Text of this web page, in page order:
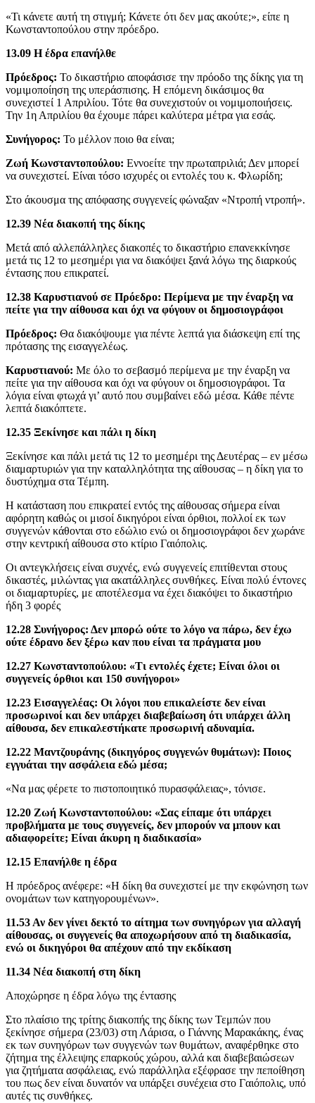
«Τι κάνετε αυτή τη στιγμή; Κάνετε ότι δεν μας ακούτε;», είπε η
Κωνσταντοπούλου στην πρόεδρο.
13.09 Η έδρα επανήλθε
Πρόεδρος: Το δικαστήριο αποφάσισε την πρόοδο της δίκης για τη
νομιμοποίηση της υπεράσπισης. Η επόμενη δικάσιμος θα
συνεχιστεί 1 Απριλίου. Τότε θα συνεχιστούν οι νομιμοποιήσεις.
Την 1η Απριλίου θα έχουμε πάρει καλύτερα μέτρα για εσάς.
Συνήγορος: Το μέλλον ποιο θα είναι;
Ζωή Κωνσταντοπούλου: Εννοείτε την πρωταπριλιά; Δεν μπορεί
να συνεχιστεί. Είναι τόσο ισχυρές οι εντολές του κ. Φλωρίδη;
Στο άκουσμα της απόφασης συγγενείς φώναξαν «Ντροπή ντροπή».
12.39 Νέα διακοπή της δίκης
Μετά από αλλεπάλληλες διακοπές το δικαστήριο επανεκκίνησε
μετά τις 12 το μεσημέρι για να διακόψει ξανά λόγω της διαρκούς
έντασης που επικρατεί.
12.38 Καρυστιανού σε Πρόεδρο: Περίμενα με την έναρξη να
πείτε για την αίθουσα και όχι να φύγουν οι δημοσιογράφοι
Πρόεδρος: Θα διακόψουμε για πέντε λεπτά για διάσκεψη επί της
πρότασης της εισαγγελέως.
Καρυστιανού: Με όλο το σεβασμό περίμενα με την έναρξη να
πείτε για την αίθουσα και όχι να φύγουν οι δημοσιογράφοι. Τα
λόγια είναι φτωχά γι’ αυτό που συμβαίνει εδώ μέσα. Κάθε πέντε
λεπτά διακόπτετε.
12.35 Ξεκίνησε και πάλι η δίκη
Ξεκίνησε και πάλι μετά τις 12 το μεσημέρι της Δευτέρας – εν μέσω
διαμαρτυριών για την καταλληλότητα της αίθουσας – η δίκη για το
δυστύχημα στα Τέμπη.
Η κατάσταση που επικρατεί εντός της αίθουσας σήμερα είναι
αφόρητη καθώς οι μισοί δικηγόροι είναι όρθιοι, πολλοί εκ των
συγγενών κάθονται στο εδώλιο ενώ οι δημοσιογράφοι δεν χωράνε
στην κεντρική αίθουσα στο κτίριο Γαιόπολις.
Οι αντεγκλήσεις είναι συχνές, ενώ συγγενείς επιτίθενται στους
δικαστές, μιλώντας για ακατάλληλες συνθήκες. Είναι πολύ έντονες
οι διαμαρτυρίες, με αποτέλεσμα να έχει διακόψει το δικαστήριο
ήδη 3 φορές
12.28 Συνήγορος: Δεν μπορώ ούτε το λόγο να πάρω, δεν έχω
ούτε έδρανο δεν ξέρω καν που είναι τα πράγματα μου
12.27 Κωνσταντοπούλου: «Τι εντολές έχετε; Είναι όλοι οι
συγγενείς όρθιοι και 150 συνήγοροι»
12.23 Εισαγγελέας: Οι λόγοι που επικαλείστε δεν είναι
προσωρινοί και δεν υπάρχει διαβεβαίωση ότι υπάρχει άλλη
αίθουσα, δεν επικαλεστήκατε προσωρινή αδυναμία.
12.22 Μαντζουράνης (δικηγόρος συγγενών θυμάτων): Ποιος
εγγυάται την ασφάλεια εδώ μέσα;
«Να μας φέρετε το πιστοποιητικό πυρασφάλειας», τόνισε.
12.20 Ζωή Κωνσταντοπούλου: «Σας είπαμε ότι υπάρχει
προβλήματα με τους συγγενείς, δεν μπορούν να μπουν και
αδιαφορείτε; Είναι άκυρη η διαδικασία»
12.15 Επανήλθε η έδρα
Η πρόεδρος ανέφερε: «Η δίκη θα συνεχιστεί με την εκφώνηση των
ονομάτων των κατηγορουμένων».
11.53 Αν δεν γίνει δεκτό το αίτημα των συνηγόρων για αλλαγή
αίθουσας, οι συγγενείς θα αποχωρήσουν από τη διαδικασία,
ενώ οι δικηγόροι θα απέχουν από την εκδίκαση
11.34 Νέα διακοπή στη δίκη
Αποχώρησε η έδρα λόγω της έντασης
Στο πλαίσιο της τρίτης διακοπής της δίκης των Τεμπών που
ξεκίνησε σήμερα (23/03) στη Λάρισα, ο Γιάννης Μαρακάκης, ένας
εκ των συνηγόρων των συγγενών των θυμάτων, αναφέρθηκε στο
ζήτημα της έλλειψης επαρκούς χώρου, αλλά και διαβεβαιώσεων
για ζητήματα ασφάλειας, ενώ παράλληλα εξέφρασε την πεποίθηση
του πως δεν είναι δυνατόν να υπάρξει συνέχεια στο Γαιόπολις, υπό
αυτές τις συνθήκες.